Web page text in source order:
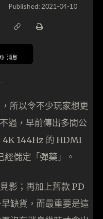
Published: 2021-04-10
》消息
所以令不少玩家想更
過，早前傳出多間公
4K 144Hz 的 HDMI
儲定「彈藥」。
影；再加上舊款 PD
缺貨，而最重要是這